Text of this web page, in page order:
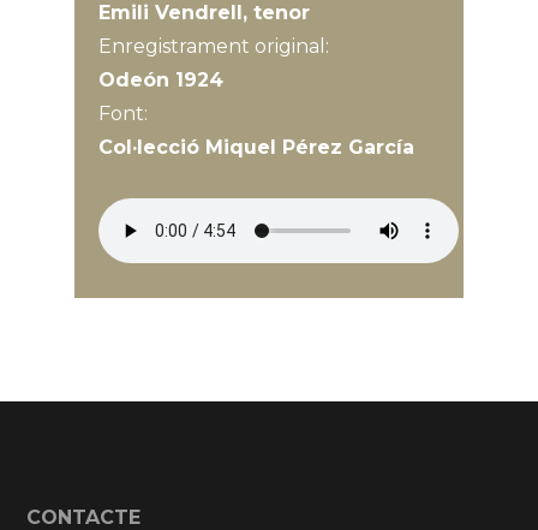
Emili Vendrell, tenor
Enregistrament original:
Odeón 1924
Font:
Col·lecció Miquel Pérez García
CONTACTE